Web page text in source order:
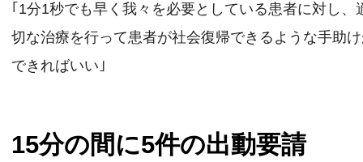
｢1分1秒でも早く我々を必要としている患者に対し、
切な治療を行って患者が社会復帰できるような手助
できればいい｣
15分の間に5件の出動要請